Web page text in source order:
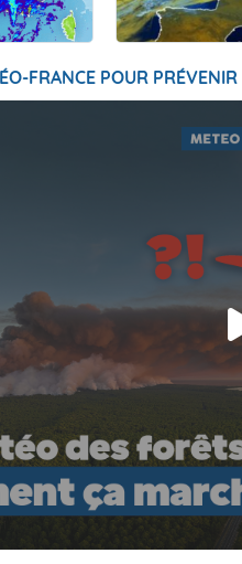
FRANCE POUR